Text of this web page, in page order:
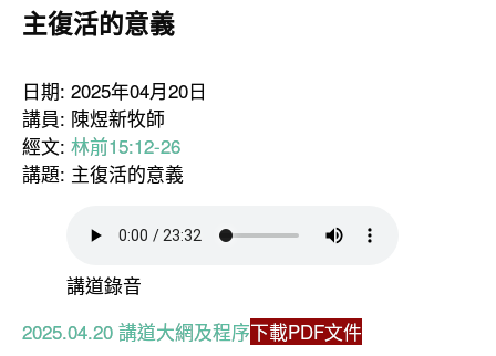
主復活的意義
日期: 2025年04月20日
講員: 陳煜新牧師
經文: 林前15:12-26
講題: 主復活的意義
講道錄音
2025.04.20 講道大網及程序下載PDF文件